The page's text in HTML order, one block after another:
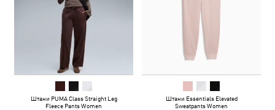
Штани PUMA Class Straight Leg
Fleece Pants Women
Штани Essentials Elevated
Sweatpants Women